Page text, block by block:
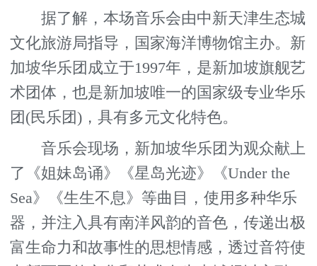
据了解，本场音乐会由中新天津生态城
文化旅游局指导，国家海洋博物馆主办。新
加坡华乐团成立于1997年，是新加坡旗舰艺
术团体，也是新加坡唯一的国家级专业华乐
团(民乐团)，具有多元文化特色。
音乐会现场，新加坡华乐团为观众献上
了《姐妹岛诵》《星岛光迹》《Under the
Sea》《生生不息》等曲目，使用多种华乐
器，并注入具有南洋风韵的音色，传递出极
富生命力和故事性的思想情感，透过音符使